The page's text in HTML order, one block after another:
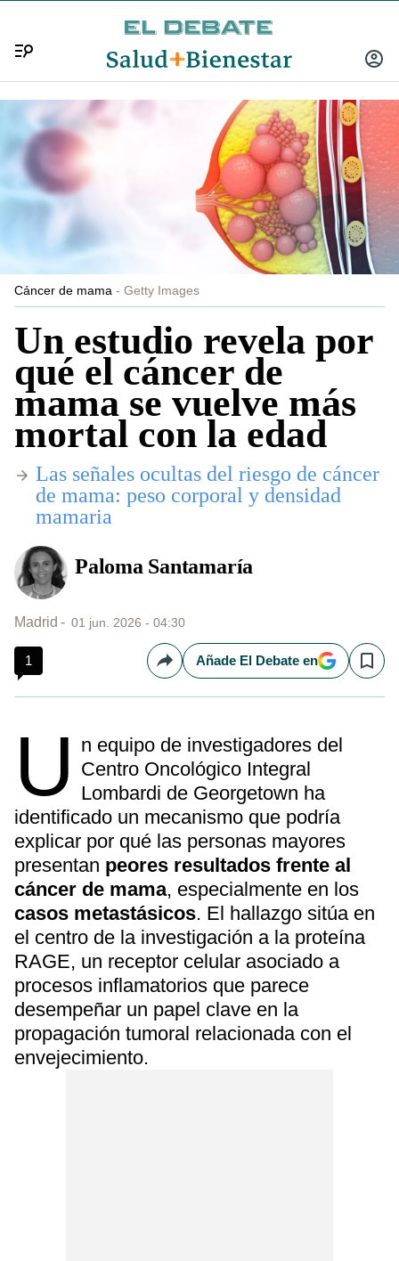
INICIAR
Cáncer de mama Getty Images
Un estudio revela por
qué el cáncer de
mama se vuelve más
mortal con la edad
Las señales ocultas del riesgo de cáncer
de mama: peso corporal y densidad
mamaria
Paloma Santamaría
Madrid 01 jun. 2026 - 04:30
1 CompartirAñade El Debate en Save
U n equipo de investigadores del
Centro Oncológico Integral
Lombardi de Georgetown ha
identificado un mecanismo que podría
explicar por qué las personas mayores
presentan peores resultados frente al
cáncer de mama, especialmente en los
casos metastásicos. El hallazgo sitúa en
el centro de la investigación a la proteína
RAGE, un receptor celular asociado a
procesos inflamatorios que parece
desempeñar un papel clave en la
propagación tumoral relacionada con el
envejecimiento.